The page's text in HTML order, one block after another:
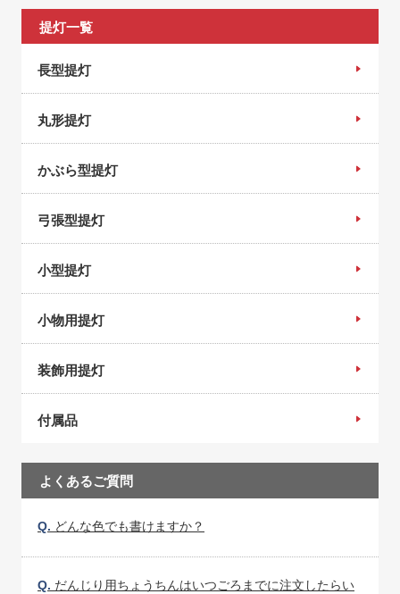
提灯一覧
長型提灯
丸形提灯
かぶら型提灯
弓張型提灯
小型提灯
小物用提灯
装飾用提灯
付属品
よくあるご質問
Q. どんな色でも書けますか？
Q. だんじり用ちょうちんはいつごろまでに注文したらい